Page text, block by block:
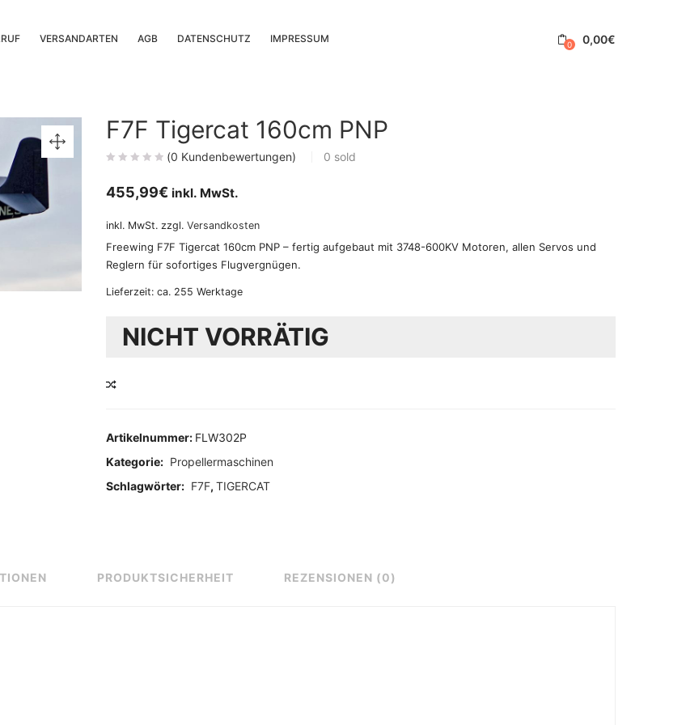
VERSANDARTEN AGB DATENSCHUTZ IMPRESSUM 0 0,00€
F7F Tigercat 160cm PNP
(0 Kundenbewertungen) 0 sold
455,99€ inkl. MwSt.
inkl. MwSt. zzgl. Versandkosten
Freewing F7F Tigercat 160cm PNP – fertig aufgebaut mit 3748-600KV Motoren, allen Servos und
Reglern für sofortiges Flugvergnügen.
Lieferzeit: ca. 255 Werktage
NICHT VORRÄTIG
Artikelnummer: FLW302P
Kategorie: Propellermaschinen
Schlagwörter: F7F, TIGERCAT
PRODUKTSICHERHEIT REZENSIONEN (0)